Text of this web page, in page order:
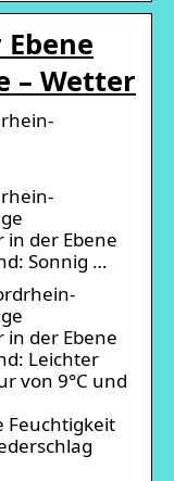
– Wetter
der Ebene
Sonnig …
der Ebene
Leichter
von 9°C und
Feuchtigkeit